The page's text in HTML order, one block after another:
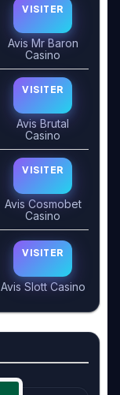
VISITER
Avis Mr Baron
Casino
VISITER
Avis Brutal
Casino
VISITER
Avis Cosmobet
Casino
VISITER
Avis Slott Casino